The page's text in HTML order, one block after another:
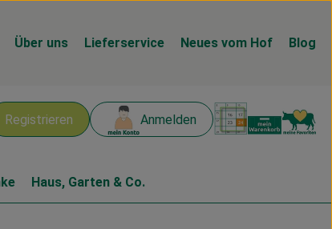
Über uns Lieferservice Neues vom Hof Blog
Registrieren Anmelden
Haus, Garten & Co.